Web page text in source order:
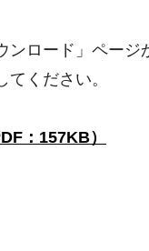
ンロード」ペー
ください。
：157KB）